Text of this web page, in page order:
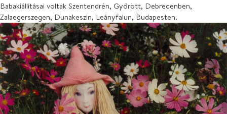
Babakiállításai voltak Szentendrén, Győrött, Debrecenben,
Zalaegerszegen, Dunakeszin, Leányfalun, Budapesten.